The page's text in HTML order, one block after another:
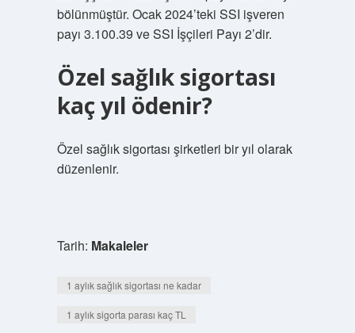
bölünmüştür. Ocak 2024’teki SSI işveren
payı 3.100.39 ve SSI İşçileri Payı 2’dir.
Özel sağlık sigortası
kaç yıl ödenir?
Özel sağlık sigortası şirketleri bir yıl olarak
düzenlenir.
Tarih: Makaleler
1 aylık sağlık sigortası ne kadar
1 aylık sigorta parası kaç TL